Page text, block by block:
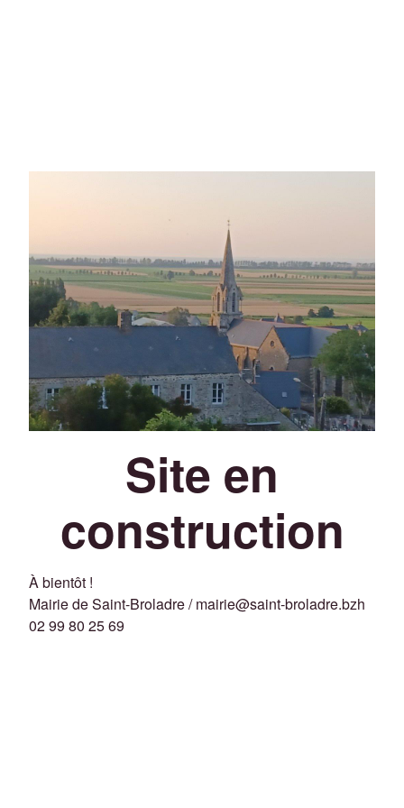
Site en
construction
À bientôt !
Mairie de Saint-Broladre / mairie@saint-broladre.bzh
02 99 80 25 69